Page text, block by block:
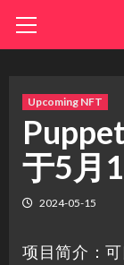
Menu
Upcoming NFT
于5月
2024-05-15
项目简介：